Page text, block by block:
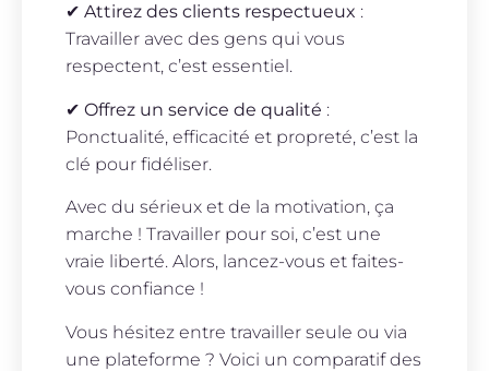
✔ Attirez des clients respectueux :
Travailler avec des gens qui vous
respectent, c’est essentiel.
✔ Offrez un service de qualité :
Ponctualité, efficacité et propreté, c’est la
clé pour fidéliser.
Avec du sérieux et de la motivation, ça
marche ! Travailler pour soi, c’est une
vraie liberté. Alors, lancez-vous et faites-
vous confiance !
Vous hésitez entre travailler seule ou via
une plateforme ? Voici un comparatif des